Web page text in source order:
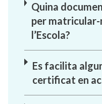
Quina
per matricular-
l’Escola?
Es facilita
certificat en